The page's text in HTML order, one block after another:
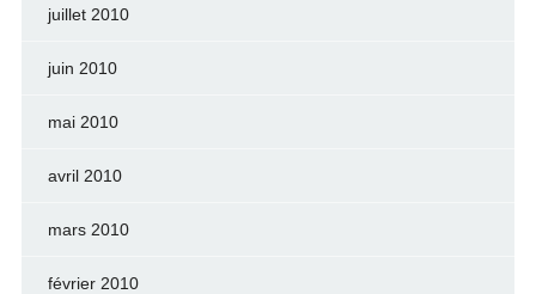
juillet 2010
juin 2010
mai 2010
avril 2010
mars 2010
février 2010